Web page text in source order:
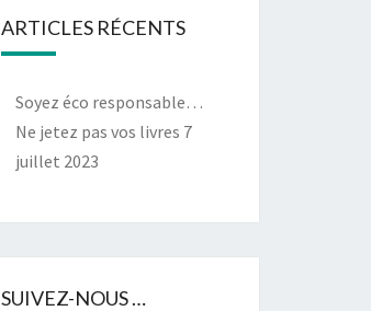
ARTICLES RÉCENTS
Soyez éco responsable…
Ne jetez pas vos livres 7
juillet 2023
SUIVEZ-NOUS …